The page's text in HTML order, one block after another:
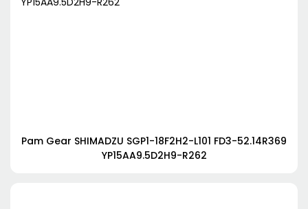
Pam Gear SHIMADZU SGP1-18F2H2-L101 FD3-52.14R369
YP15AA9.5D2H9-R262